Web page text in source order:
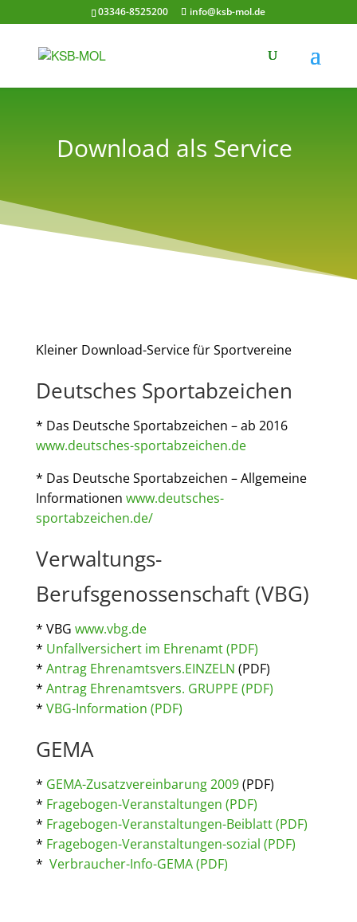
03346-8525200 info@ksb-mol.de
Download als Service
Kleiner Download-Service für Sportvereine
Deutsches Sportabzeichen
* Das Deutsche Sportabzeichen – ab 2016
www.deutsches-sportabzeichen.de
* Das Deutsche Sportabzeichen – Allgemeine
Informationen www.deutsches-
sportabzeichen.de/
Verwaltungs-
Berufsgenossenschaft (VBG)
* VBG www.vbg.de
* Unfallversichert im Ehrenamt (PDF)
* Antrag Ehrenamtsvers.EINZELN (PDF)
* Antrag Ehrenamtsvers. GRUPPE (PDF)
* VBG-Information (PDF)
GEMA
* GEMA-Zusatzvereinbarung 2009(PDF)
* Fragebogen-Veranstaltungen (PDF)
* Fragebogen-Veranstaltungen-Beiblatt (PDF)
* Fragebogen-Veranstaltungen-sozial (PDF)
* Verbraucher-Info-GEMA (PDF)